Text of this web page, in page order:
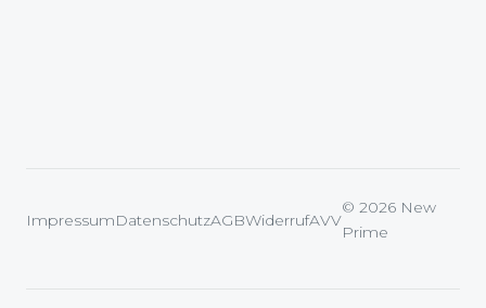
ImpressumDatenschutzAGBWiderrufAVV
© 2026 New
Prime